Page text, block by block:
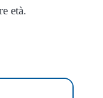
età.